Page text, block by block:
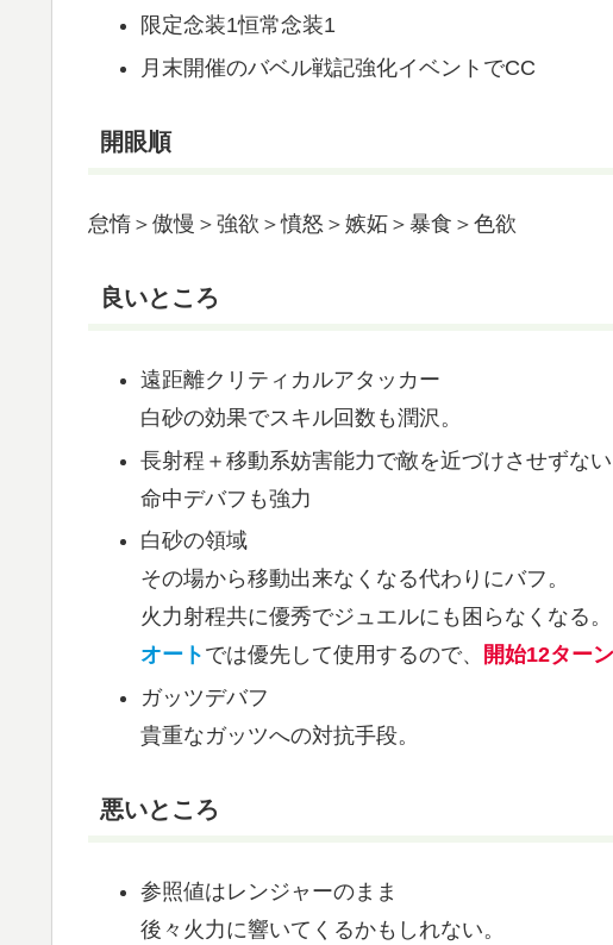
限定念装1恒常念装1
月末開催のバベル戦記強化イベントでCC
開眼順
怠惰＞傲慢＞強欲＞憤怒＞嫉妬＞暴食＞色欲
良いところ
遠距離クリティカルアタッカー
白砂の効果でスキル回数も潤沢。
長射程＋移動系妨害能力で敵を近づけさせずない
命中デバフも強力
白砂の領域
その場から移動出来なくなる代わりにバフ。
火力射程共に優秀でジュエルにも困らなくなる。
オート では優先して使用するので、 開始12ター
ガッツデバフ
貴重なガッツへの対抗手段。
悪いところ
参照値はレンジャーのまま
後々火力に響いてくるかもしれない。